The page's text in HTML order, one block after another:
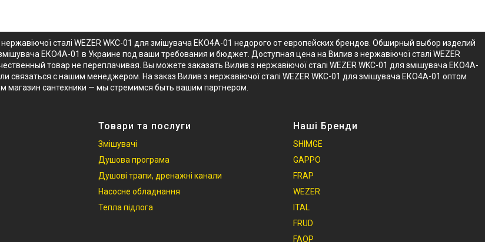
сталі WEZER WKC-01 для змішувача ЕКО4A-01 недорого от европейских брендов. Обширный выбор изделий
ЕКО4A-01 в Украине под ваши требования и бюджет. Доступная цена на Вилив з нержавіючої сталі WEZER
товар не переплачивая. Вы можете заказать Вилив з нержавіючої сталі WEZER WKC-01 для змішувача ЕКО4A-
связаться с нашим менеджером. На заказ Вилив з нержавіючої сталі WEZER WKC-01 для змішувача ЕКО4A-01 оптом
сантехники — мы стремимся быть вашим партнером.
Товари та послуги
Змішувачі
Душова програма
Душові трапи, дренажні канали
Насосне обладнання
Тепла підлога
Наші Бренди
SHIMGE
GAPPO
FRAP
WEZER
ITAL
FRUD
FAOP